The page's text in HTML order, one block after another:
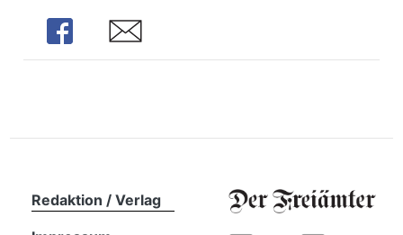
Share Share
Redaktion / Verlag